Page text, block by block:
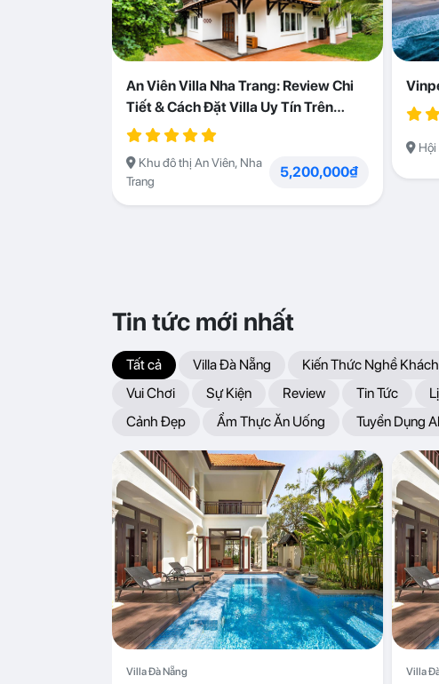
An Viên Villa Nha Trang: Review Chi
Tiết & Cách Đặt Villa Uy Tín Trên
Abogo
Khu đô thị An Viên, Nha
Trang
5,200,000₫
Hội
Tin tức mới nhất
Tất cả Villa Đà Nẵng Kiến Thức Nghề
Vui Chơi
Sự Kiện Review Tin Tức
Cảnh Đẹp
Ẩm Thực Ăn Uống Tuyển Dụng
Villa Đà Nẵng Villa